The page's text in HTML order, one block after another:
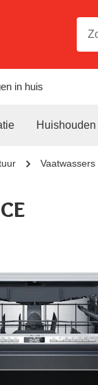
in huis
Huishouden
Vaatwassers